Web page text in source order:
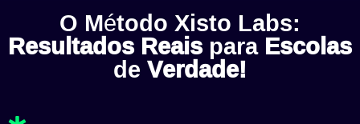
O Método Xisto Labs:
Resultados ReaisparaEscolas
deVerdade!